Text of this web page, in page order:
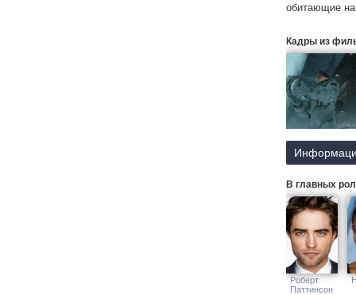
обитающие
Кадры из
В главных
Роберт
Паттинсон